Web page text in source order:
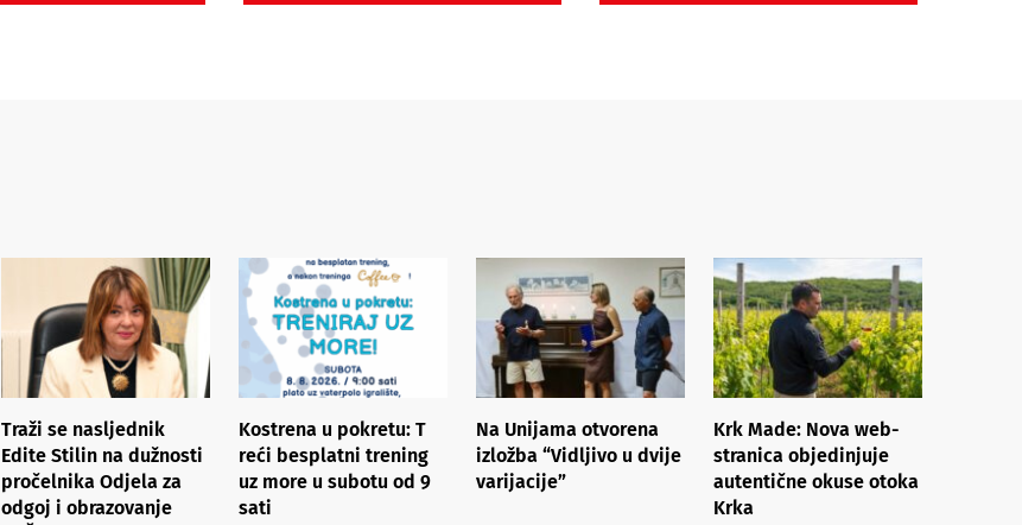
Traži se nasljednik
Edite Stilin na dužnosti
pročelnika Odjela za
odgoj i obrazovanje
Kostrena u pokretu: ​T​
reći besplatni trening
uz more​ ​u subotu od 9
sati
Na Unijama otvorena
izložba “Vidljivo u dvije
varijacije”
Krk Made: Nova web-
stranica objedinjuje
autentične okuse otoka
Krka